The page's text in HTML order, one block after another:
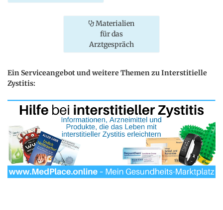
Materialien
für das
Arztgespräch
Ein Serviceangebot und weitere Themen zu Interstitielle
Zystitis: